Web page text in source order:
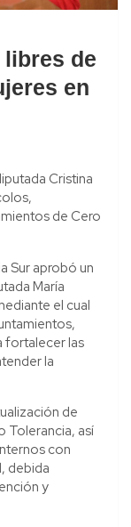
de
en
Cristina
de Cero
Sur aprobó un
María
el cual
fortalecer las
la
de
Tolerancia, así
con
debida
y